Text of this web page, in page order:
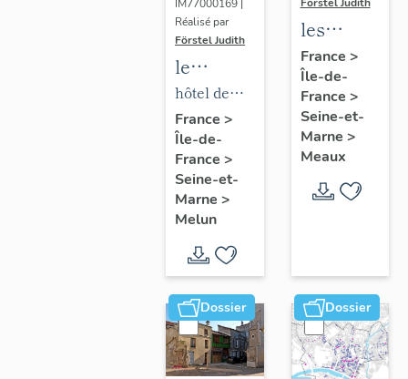
IM77000169 |
Réalisé par
Förstel Judith
le
mobilier
de l'hôtel
de ville
hôtel de
ville
France >
Île-de-
France >
Seine-et-
Marne >
Melun
les
maisons
et
immeubles
de
Meaux
France >
Île-de-
France >
Seine-et-
Marne >
Meaux
Dossier Dossier